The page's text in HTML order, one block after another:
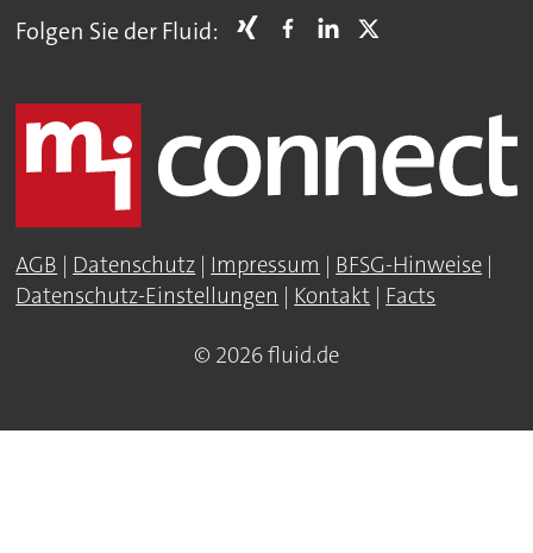
Folgen Sie der Fluid:
AGB | Datenschutz | Impressum | BFSG-Hinweise |
Datenschutz-Einstellungen | Kontakt | Facts
© 2026 fluid.de